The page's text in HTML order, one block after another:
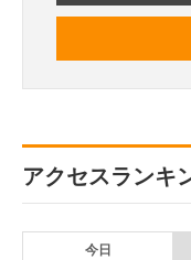
アクセスランキ
今日